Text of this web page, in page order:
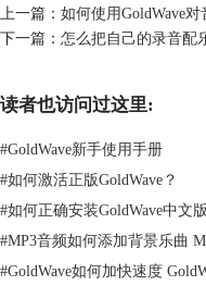
上一篇： 如何使用GoldWave
下一篇： 怎么把自己的录音配
读者也访问过这里:
#GoldWave新手使用手册
#如何激活正版GoldWave？
#如何正确安装GoldWave中文
#MP3音频如何添加背景乐曲
#GoldWave如何加快速度